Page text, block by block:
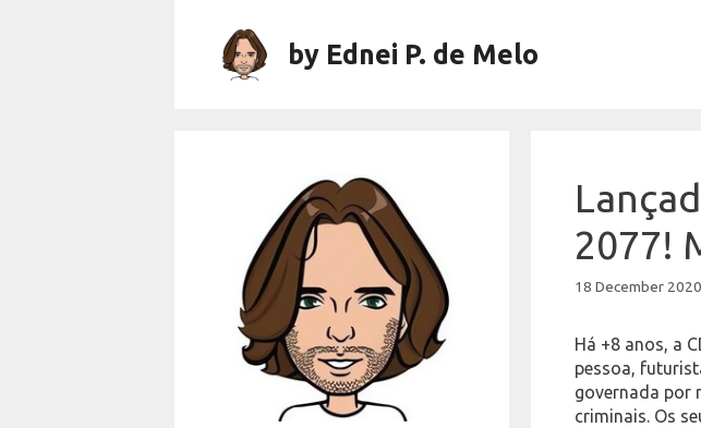
by Ednei P. de Melo
2077!
18 December 2020
Há +8 anos, a
pessoa,
governada por
criminais. Os